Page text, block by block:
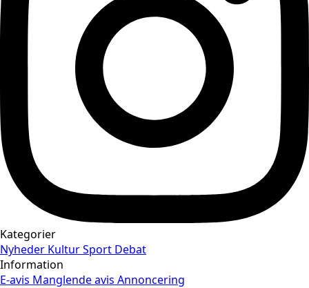
Kategorier
Nyheder KulturSport Debat
Information
E-avis Manglende avis Annoncering